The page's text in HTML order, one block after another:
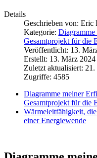
Details
Geschrieben von: Eric
Kategorie:
Gesamtprojekt für die
Veröffentlicht: 13.
Erstellt: 13. März 2024
Zuletzt aktualisiert:
Zugriffe: 4585
Diagramme meiner
Gesamtprojekt für die
Wärmeleitfähigkeit,
einer Energiewende